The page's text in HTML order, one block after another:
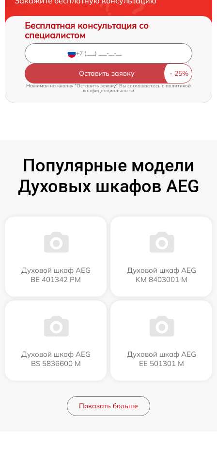
Бесплатная консультация со
специалистом
Оставить заявку
Нажимая на кнопку "Оставить заявку" Вы соглашаетесь cполитикой
конфиденциальности
Популярные модели
Духовых шкафов AEG
Духовой шкаф AEG
BE 401342 PM
Духовой шкаф AEG
KM 8403001 M
Духовой шкаф AEG
BS 5836600 M
Духовой шкаф AEG
EE 501301 M
Показать больше